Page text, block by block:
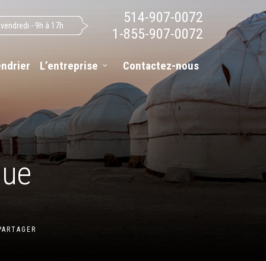
- 9h à 17h
514-907-0072
1-855-907-0072
L’entreprise Contactez-nous